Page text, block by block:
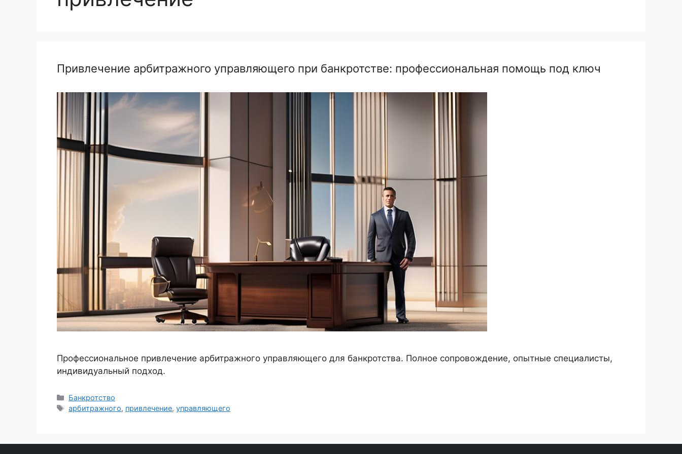
Привлечение арбитражного управляющего при банкротстве: профессиональная помощь под ключ
Профессиональное привлечение арбитражного управляющего для банкротства. Полное сопровождение, опытные специалисты,
индивидуальный подход.
Рубрики
Банкротство
Метки
арбитражного, привлечение,управляющего